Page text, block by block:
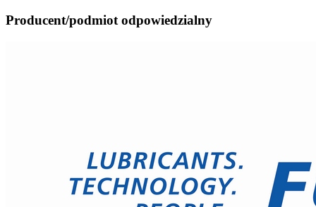
Producent/podmiot odpowiedzialny